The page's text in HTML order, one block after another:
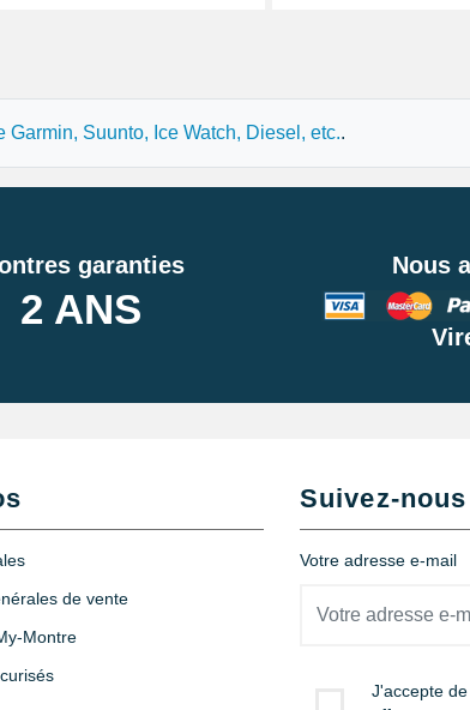
Suunto, Ice Watch, Diesel, etc..
garanties
2 ANS
Nous
de vente
Montre
Suivez-nous
Votre adresse e-mail
J'accepte